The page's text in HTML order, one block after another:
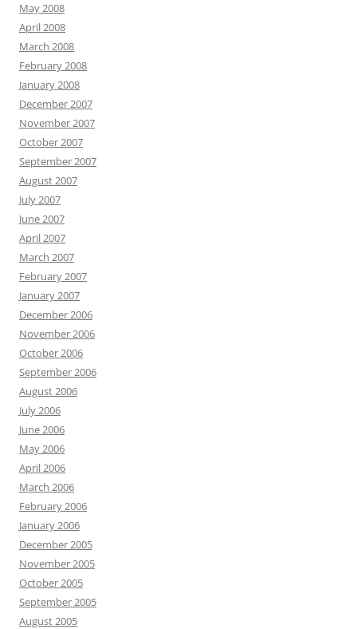
May 2008
April 2008
March 2008
February 2008
January 2008
December 2007
November 2007
October 2007
September 2007
August 2007
July 2007
June 2007
April 2007
March 2007
February 2007
January 2007
December 2006
November 2006
October 2006
September 2006
August 2006
July 2006
June 2006
May 2006
April 2006
March 2006
February 2006
January 2006
December 2005
November 2005
October 2005
September 2005
August 2005